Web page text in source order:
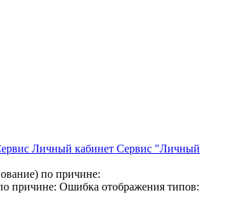
Сервис "Личный
по причине:
причине: Ошибка отображения типов: